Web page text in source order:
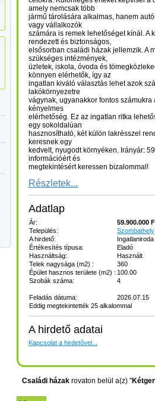
amely nemcsak több
jármű tárolására alkalmas, hanem
vagy vállalkozók
számára is remek lehetőséget kínál. A
rendezett és biztonságos,
elsősorban családi házak jellemzik. A
szükséges intézmények,
üzletek, iskola, óvoda és
könnyen elérhetők, így az
ingatlan kiváló választás lehet azok
lakókörnyezetre
vágynak, ugyanakkor fontos számukra
kényelmes
elérhetőség. Ez az ingatlan ritka
egy sokoldalúan
hasznosítható, két külön lakrésszel
keresnek egy
kedvelt, nyugodt környéken. Irányár:
információért és
megtekintésért keressen bizalommal!
Részletek...
Adatlap
Ár:
59.900.000
Település:
Szombathely
A hirdető:
Értékesítés típusa:
Eladó
Használtság:
Használt
Telek nagysága (m2) :
360
Épület hasznos területe (m2) : 100.00
Szobák száma:
4
Feladás dátuma:
2026.07.15
Eddig megtekintették 25 alkalommal
A hirdető adatai
Kapcsolat a hirdetővel...
Családi házakrovaton belül a(z) "